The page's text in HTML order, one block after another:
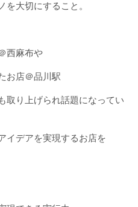
を大切にすること。
西麻布や
お店＠品川駅
取り上げられ話題になってい
イデアを実現するお店を